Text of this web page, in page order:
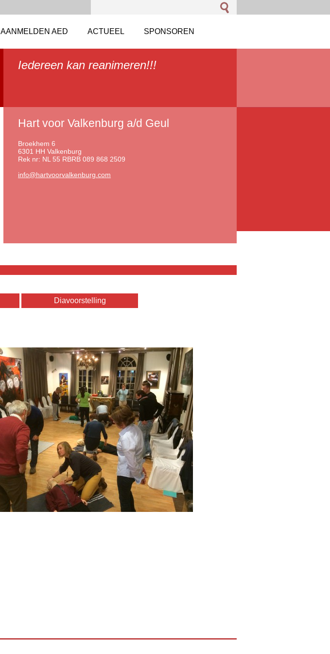
AANMELDEN AED ACTUEEL SPONSOREN
Iedereen kan reanimeren!!!
Hart voor Valkenburg a/d Geul
Broekhem 6
6301 HH Valkenburg
Rek nr: NL 55 RBRB 089 868 2509
info@hartvoorvalkenburg. com
Diavoorstelling